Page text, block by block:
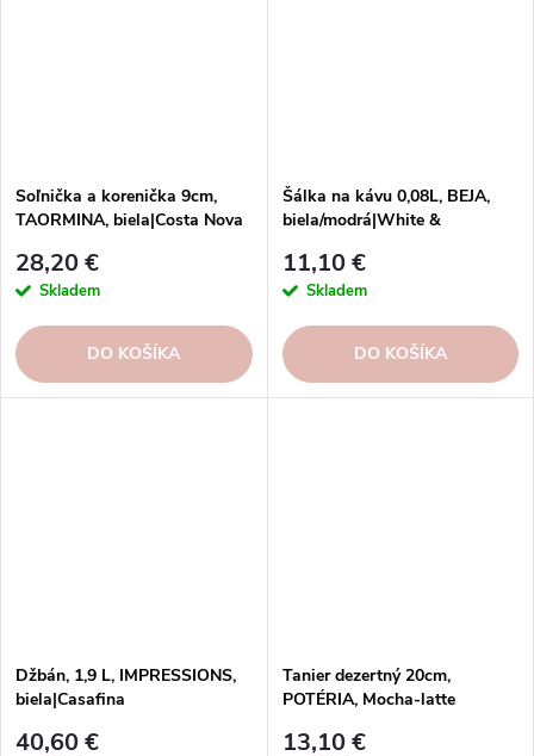
Soľnička a korenička 9cm,
TAORMINA, biela|Costa Nova
28,20 €
Skladem
DO KOŠÍKA
Šálka na kávu 0,08L, BEJA,
biela/modrá|White &
11,10 €
Skladem
DO KOŠÍKA
Džbán, 1,9 L, IMPRESSIONS,
biela|Casafina
40,60 €
Tanier dezertný 20cm,
POTÉRIA, Mocha-latte
13,10 €